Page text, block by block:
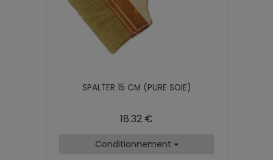
SPALTER 15 CM (PURE SOIE)
18.32 €
Conditionnement